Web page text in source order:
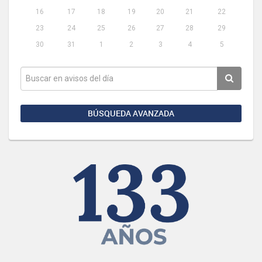
16
17 18 19 20 21
22
23
24 25 26 27 28
29
30
31 1 2 3 4 5
BÚSQUEDA AVANZADA